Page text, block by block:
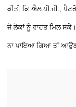
ਕੀਤੀ ਕਿ ਐਲ.ਪੀ.ਜੀ.,
ਜੋ ਲੋਕਾਂ ਨੂੰ ਰਾਹਤ ਮਿਲ
ਨਾ ਪਾਇਆ ਗਿਆ ਤਾਂ ਆਉਣ